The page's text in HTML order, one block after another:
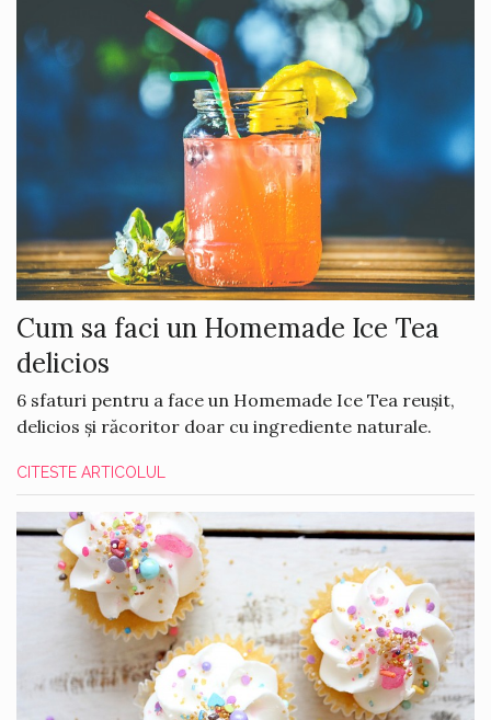
Cum sa faci un Homemade Ice Tea
delicios
6 sfaturi pentru a face un Homemade Ice Tea reușit,
delicios și răcoritor doar cu ingrediente naturale.
CITESTE ARTICOLUL